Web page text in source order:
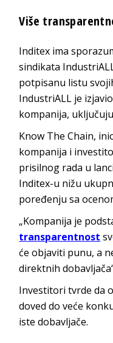
Više
Inditex ima
sindikata
potpisanu listu
IndustriALL je
kompanija,
Know The Chain,
kompanija i
prisilnog rada u
Inditex-u nižu
poređenju sa
„Kompanija je
transparentnost
će objaviti punu, a
direktnih
Investitori tvrde da
doved do veće
iste dobavljače.